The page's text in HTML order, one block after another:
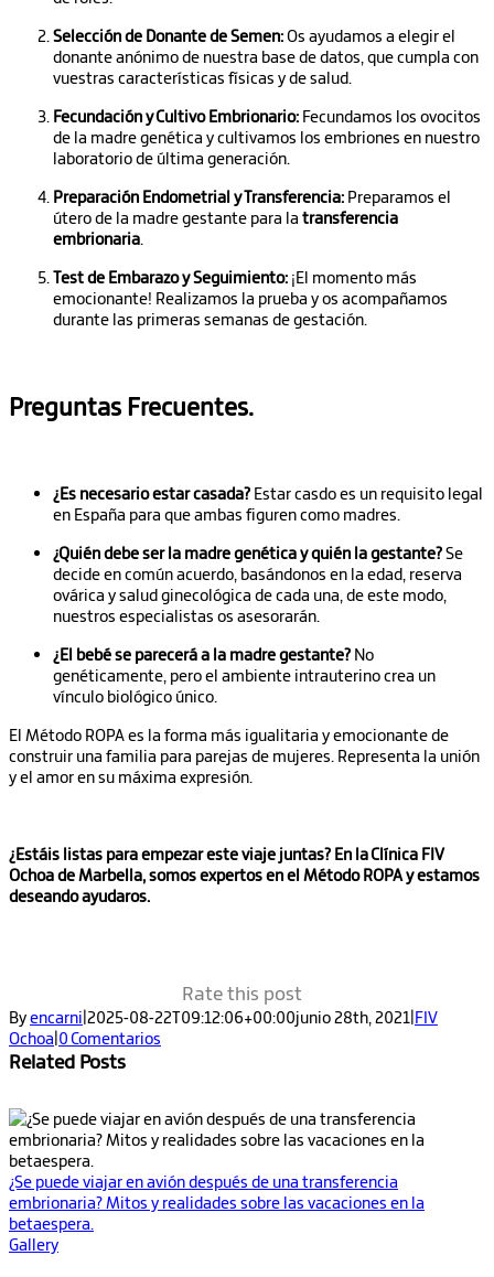
Selección de Donante de Semen:Os ayudamos a elegir el
donante anónimo de nuestra base de datos, que cumpla con
vuestras características físicas y de salud.
Fecundación y Cultivo Embrionario: Fecundamos los ovocitos
de la madre genética y cultivamos los embriones en nuestro
laboratorio de última generación.
Preparación Endometrial y Transferencia: Preparamos el
útero de la madre gestante para la transferencia
embrionaria.
Test de Embarazo y Seguimiento: ¡El momento más
emocionante! Realizamos la prueba y os acompañamos
durante las primeras semanas de gestación.
Preguntas Frecuentes.
¿Es necesario estar casada? Estar casdo es un requisito legal
en España para que ambas figuren como madres.
¿Quién debe ser la madre genética y quién la gestante?Se
decide en común acuerdo, basándonos en la edad, reserva
ovárica y salud ginecológica de cada una, de este modo,
nuestros especialistas os asesorarán.
¿El bebé se parecerá a la madre gestante? No
genéticamente, pero el ambiente intrauterino crea un
vínculo biológico único.
El Método ROPA es la forma más igualitaria y emocionante de
construir una familia para parejas de mujeres. Representa la unión
y el amor en su máxima expresión.
¿Estáis listas para empezar este viaje juntas? En la Clínica FIV
Ochoa de Marbella, somos expertos en el Método ROPA y estamos
deseando ayudaros.
Rate this post
Byencarni|2025-08-22T09:12:06+00:00junio 28th, 2021|FIV
Ochoa|0 Comentarios
Related Posts
¿Se puede viajar en avión después de una transferencia
embrionaria? Mitos y realidades sobre las vacaciones en la
betaespera.
Gallery